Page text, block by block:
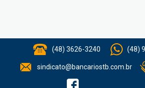
(48) 3626-3240 (48)
sindicato@bancariostb.com.br